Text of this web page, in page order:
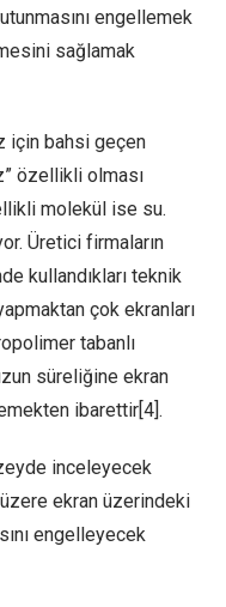
engellemek
sağlamak
için bahsi geçen
özellikli olması
molekül ise su.
Üretici firmaların
kullandıkları teknik
çok ekranları
tabanlı
süreliğine ekran
ibarettir[4].
inceleyecek
ekran üzerindeki
engelleyecek